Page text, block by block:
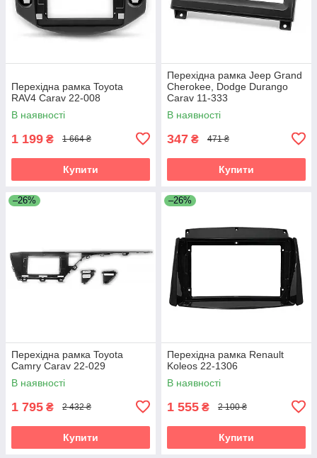
Перехідна рамка Toyota
RAV4 Carav 22-008
В наявності
1 199 ₴ 1 664 ₴
Купити
Перехідна рамка Jeep Grand
Cherokee, Dodge Durango
Carav 11-333
В наявності
347 ₴ 471 ₴
Купити
–26%
Перехідна рамка Toyota
Camry Carav 22-029
В наявності
1 795 ₴ 2 432 ₴
Купити
–26%
Перехідна рамка Renault
Koleos 22-1306
В наявності
1 555 ₴ 2 100 ₴
Купити